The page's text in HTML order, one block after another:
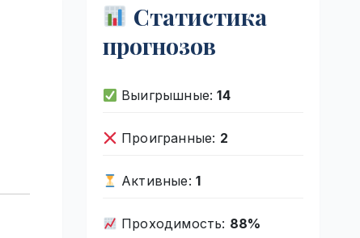
Статистика
прогнозов
Выигрышные:14
Проигранные: 2
Активные: 1
Проходимость: 88%